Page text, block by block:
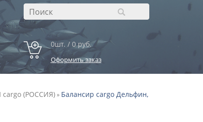
0шт. / 0 руб.
Оформить заказ
(РОССИЯ)» Балансир cargo Дельфин,